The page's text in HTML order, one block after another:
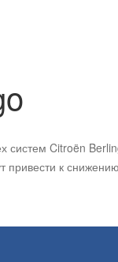
систем Citroën
к